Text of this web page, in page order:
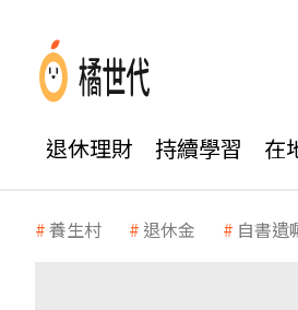
退休理財 持續學習 在
養生村 退休金 自書遺